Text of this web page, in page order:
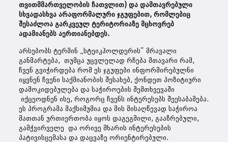
თვითმმართველობის ჩათვლით) და დამთავრებული
სხვადასხვა არაფორმალური ჯგუფებით, რომლებიც
შესაძლოა გარკვეულ ტერიტორიაზე მცხოვრებ
ადამიანებს აერთიანებდეს.
არსებობს ტერმინ „სტეიკჰოლდერის“ მრავალი
განმარტება, თუმცა უცვლელად რჩება მთავარი რამ,
ჩვენ გვიჭირდება რომ ეს ჯგუფები ინფორმირებულნი
იყვნენ ჩვენი საქმიანობის შესახებ, ქონდეთ პოზიტიური
დამოკიდებულება და საჭიროების შემთხვევაში
იქცეოდნენ ისე, როგორც ჩვენს ინტერესებს შეესაბამება.
ეს პროგრამა მაქსიმუმია და მის მისაღწევად საჭიროა
მათთან ურთიერთობა იყოს დაგეგმილი, გააზრებული,
გამჭვირველე და ორივე მხარის ინტერესების
პატივისცემასა და დაცვაზე ორიენტირებული.